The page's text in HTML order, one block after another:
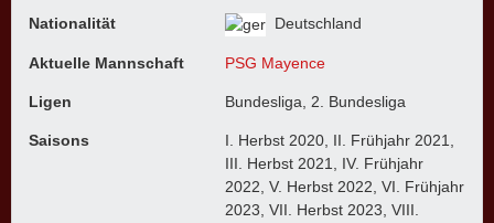
Nationalität Deutschland
Aktuelle Mannschaft PSG Mayence
Ligen Bundesliga, 2. Bundesliga
Saisons
I. Herbst 2020, II. Frühjahr 2021,
III. Herbst 2021, IV. Frühjahr
2022, V. Herbst 2022, VI. Frühjahr
2023, VII. Herbst 2023, VIII.